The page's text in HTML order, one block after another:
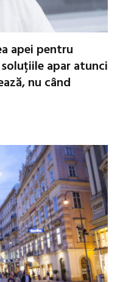
apei pentru
apar atunci
nu când